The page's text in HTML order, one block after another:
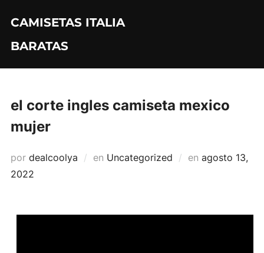
contenido
CAMISETAS ITALIA
BARATAS
el corte ingles camiseta mexico
mujer
por dealcoolya en Uncategorized en Publicado
agosto 13,
2022